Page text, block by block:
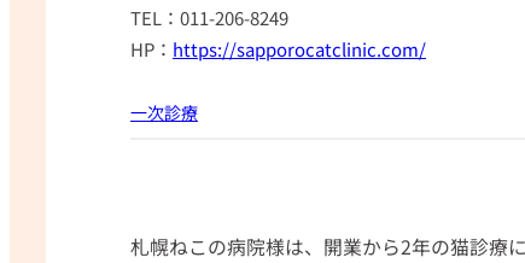
TEL：011-206-8249
HP： https://sapporocatclinic.com/
一次診療
札幌ねこの病院様は、開業から2年の猫診療